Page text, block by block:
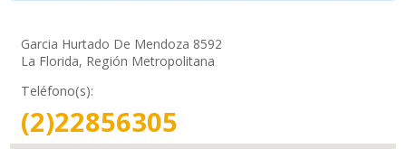
Garcia Hurtado De Mendoza 8592
La Florida, Región Metropolitana
Teléfono(s):
(2)22856305